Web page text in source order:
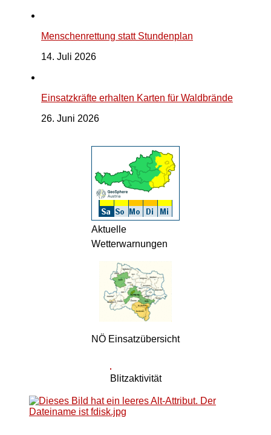
Menschenrettung statt Stundenplan
14. Juli 2026
Einsatzkräfte erhalten Karten für Waldbrände
26. Juni 2026
Aktuelle
Wetterwarnungen
NÖ Einsatzübersicht
Blitzaktivität